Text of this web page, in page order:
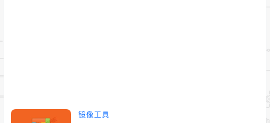
镜像工具